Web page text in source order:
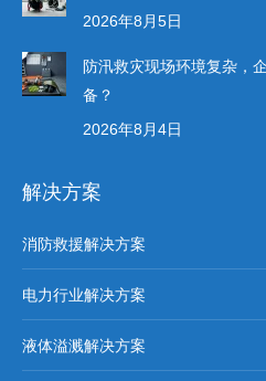
2026年8月5日
防汛救灾现场环境复杂，
备？
2026年8月4日
解决方案
消防救援解决方案
电力行业解决方案
液体溢溅解决方案